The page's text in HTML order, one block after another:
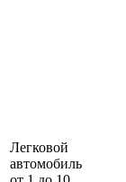
Легковой
автомобиль